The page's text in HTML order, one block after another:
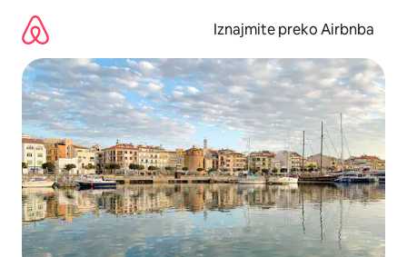
sadržaj
Iznajmite preko Airbnba